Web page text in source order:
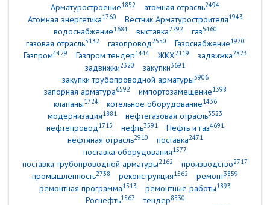
Арматуростроение1852 атомная отрасль2494
Атомная энергетика1760 Вестник Арматуростроителя1943
водоснабжение1684 выставка2292 газ5460
газовая отрасль5132 газопровод2550 Газоснабжение1970
Газпром4429 Газпром тендер1444 ЖКХ2119 задвижка2823
задвижки2320 закупки3691
закупки трубопроводной арматуры3906
запорная арматура6592 импортозамещение1398
клапаны1724 котельное оборудование1436
модернизация1881 нефтегазовая отрасль3523
нефтепровод1715 нефть3591 Нефть и газ4691
нефтяная отрасль2910 поставка2471
поставка оборудования1577
поставка трубопроводной арматуры2162 производство2717
промышленность2738 реконструкция1562 ремонт3859
ремонтная программа1513 ремонтные работы1893
Роснефть1867 тендер8530